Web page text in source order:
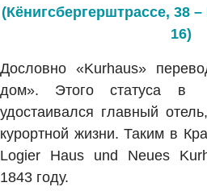
(Кёнигсбергерштрассе, 38
16)
Дословно «Kurhaus»
дом». Этого статуса в
удостаивался главный
курортной жизни. Таким в
Logier Haus und Neues
1843 году.